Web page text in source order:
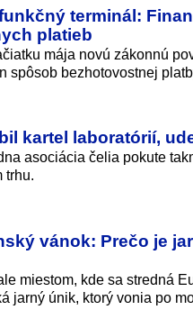
terminál:
platieb
mája novú zákonnú
spôsob bezhotovostnej
kartel laboratórií,
asociácia čelia pokute
trhu.
vánok: Prečo je
miestom, kde sa stredná
jarný únik, ktorý vonia po